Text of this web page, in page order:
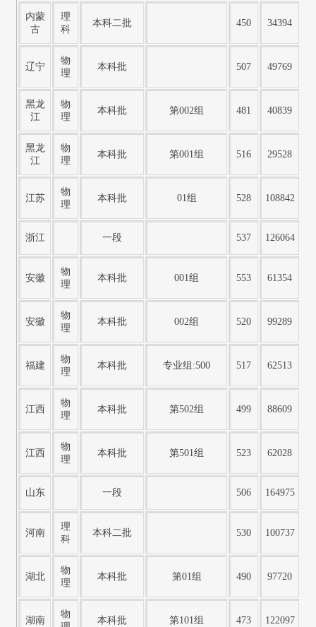
内蒙
古
理
科
本科二批 450 34394
辽宁
物
理
本科批 507 49769
黑龙
江
物
理
本科批 第002组 481 40839
黑龙
江
物
理
本科批 第001组 516 29528
江苏
物
理
本科批 01组 528 108842
浙江 一段 537 126064
安徽
物
理
本科批 001组 553 61354
安徽
物
理
本科批 002组 520 99289
福建
物
理
本科批 专业组:500 517 62513
江西
物
理
本科批 第502组 499 88609
江西
物
理
本科批 第501组 523 62028
山东 一段 506 164975
河南
理
科
本科二批 530 100737
湖北
物
理
本科批 第01组 490 97720
湖南
物
本科批 第101组 473 122097